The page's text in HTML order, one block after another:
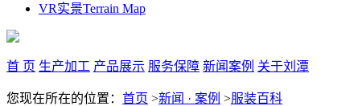
VR实景Terrain Map
首 页 生产加工 产品展示 服务保障 新闻案例 关于刘潭
您现在所在的位置： 首页 >新闻 · 案例 >服装百科